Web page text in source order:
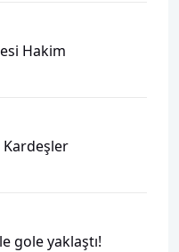
Hakim
gole yaklaştı!